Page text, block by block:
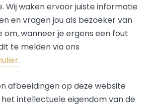
Wij waken ervoor juiste informatie
en vragen jou als bezoeker van
om, wanneer je ergens een fout
te melden via ons
.
afbeeldingen op deze website
intellectuele eigendom van de